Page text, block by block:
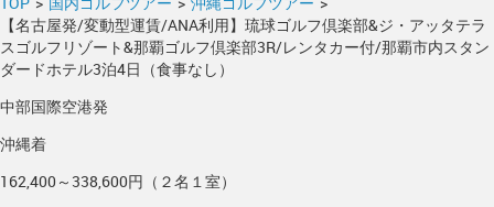
【名古屋発/変動型運賃/ANA利用】琉球ゴルフ倶楽部&ジ・アッタテラ
スゴルフリゾート&那覇ゴルフ倶楽部3R/レンタカー付/那覇市内スタン
ダードホテル3泊4日（食事なし）
中部国際空港発
沖縄着
162,400～338,600円（２名１室）